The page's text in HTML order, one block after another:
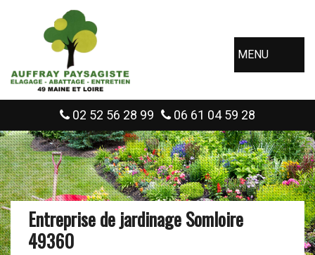
MENU
02 52 56 28 99 06 61 04 59 28
Entreprise de jardinage Somloire
49360